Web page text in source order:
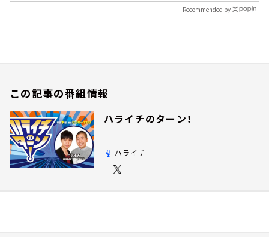
Recommended by
この記事の番組情報
ハライチのターン！
ハライチ